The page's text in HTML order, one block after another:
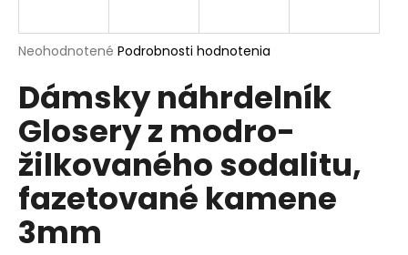
Priemerné
produktu
je
0,0
z
5
hviezdičiek.
Neohodnotené Podrobnosti hodnotenia
Dámsky náhrdelník
Glosery z modro-
žilkovaného sodalitu,
fazetované kamene
3mm
j
ť
?
HĽADAŤ